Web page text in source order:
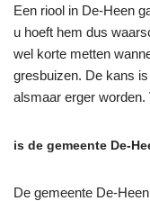
Een riool in De-Heen
u hoeft hem dus
wel korte metten
gresbuizen. De kans
alsmaar erger
is de gemeente De-
De gemeente De-